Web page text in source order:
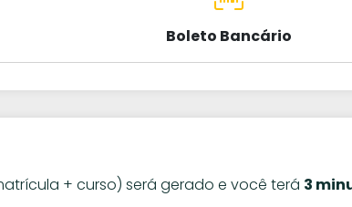
Boleto Bancário
+ curso) será gerado e você terá 3